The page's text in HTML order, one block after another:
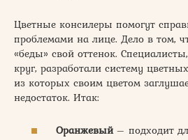
Цветные консилеры помогут
проблемами на лице. Дело в том,
«беды» свой оттенок.
круг, разработали систему
из которых своим цветом
недостаток. Итак:
Оранжевый– подходит